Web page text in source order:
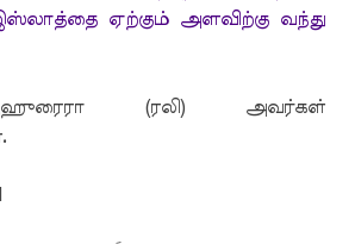
ஏற்கும் அளவிற்கு வந்து
(ரலி) அவர்கள்